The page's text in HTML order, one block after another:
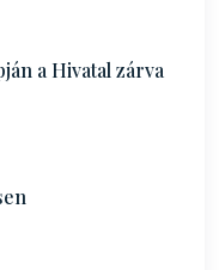
a Hivatal zárva